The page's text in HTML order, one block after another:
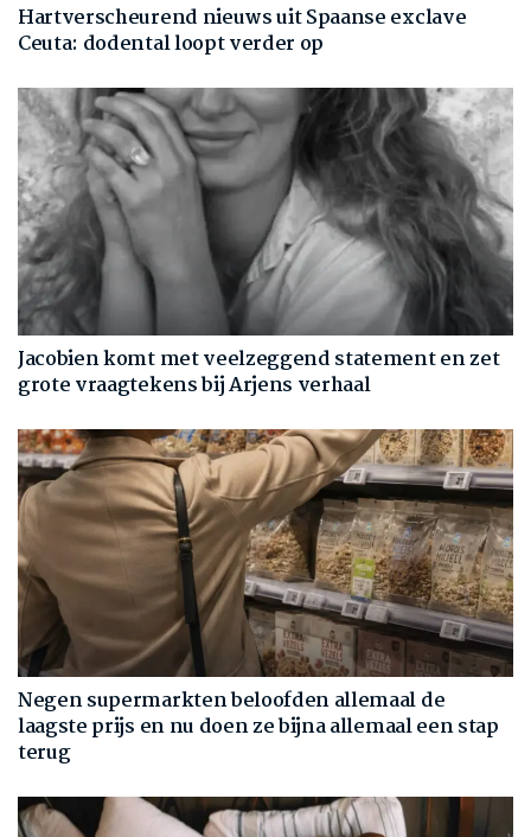
Hartverscheurend nieuws uit Spaanse exclave
Ceuta: dodental loopt verder op
Jacobien komt met veelzeggend statement en zet
grote vraagtekens bij Arjens verhaal
Negen supermarkten beloofden allemaal de
laagste prijs en nu doen ze bijna allemaal een stap
terug